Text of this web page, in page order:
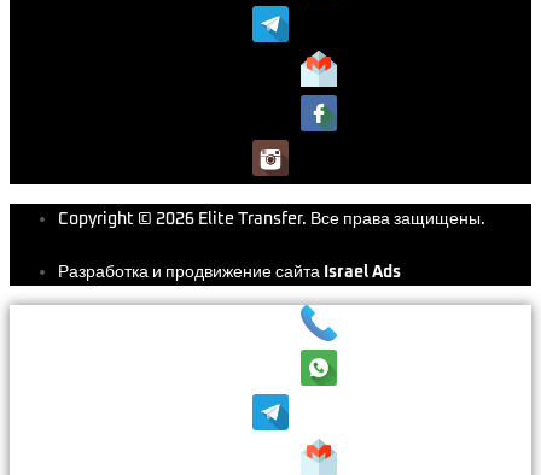
Copyright © 2026 Elite Transfer. Все права защищены.
Разработка и продвижение сайта Israel Ads